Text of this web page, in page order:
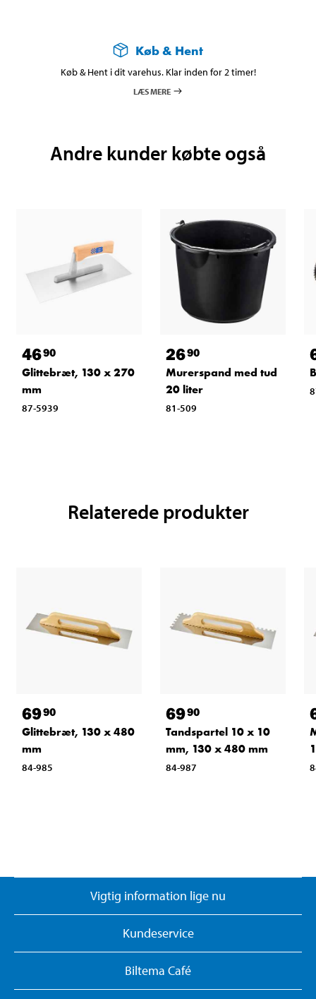
Køb & Hent
Køb & Hent i dit varehus. Klar inden for 2 timer!
LÆS MERE
Andre kunder købte også
4690
Glittebræt, 130 x 270
mm
87-5939
2690
Murerspand med tud
20 liter
81-509
Relaterede produkter
6990
Glittebræt, 130 x 480
mm
84-985
6990
Tandspartel 10 x 10
mm, 130 x 480 mm
84-987
Vigtig information lige nu
Kundeservice
Biltema Café